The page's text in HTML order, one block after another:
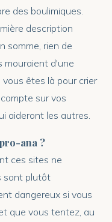
des boulimiques.
description
somme, rien de
mouraient d'une
êtes là pour crier
sur vos
aideront les autres.
ana ?
ces sites ne
sont plutôt
dangereux si vous
que vous tentez, au